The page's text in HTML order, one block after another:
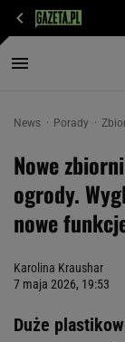
News Porady
Nowe
ogrody.
nowe
Karolina Kraushar
7 maja 2026, 19:53
Duże